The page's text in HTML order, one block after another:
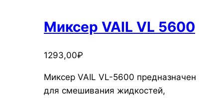
Миксер VAIL VL 5600
1293,00₽
Миксер VAIL VL-5600 предназначен
для смешивания жидкостей,